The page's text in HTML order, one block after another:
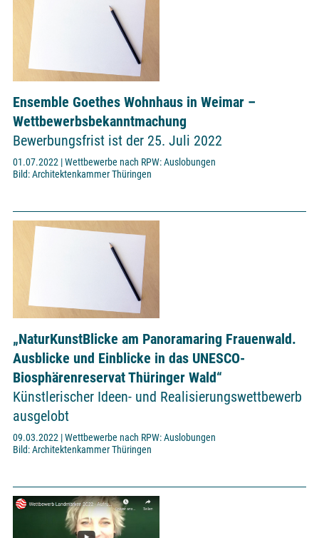
Ensemble Goethes Wohnhaus in Weimar –
Wettbewerbsbekanntmachung
Bewerbungsfrist ist der 25. Juli 2022
01.07.2022 | Wettbewerbe nach RPW: Auslobungen
Bild: Architektenkammer Thüringen
„NaturKunstBlicke am Panoramaring Frauenwald.
Ausblicke und Einblicke in das UNESCO-
Biosphärenreservat Thüringer Wald“
Künstlerischer Ideen- und Realisierungswettbewerb
ausgelobt
09.03.2022 | Wettbewerbe nach RPW: Auslobungen
Bild: Architektenkammer Thüringen